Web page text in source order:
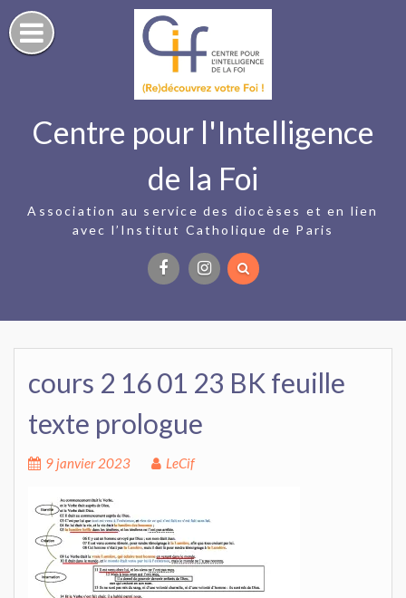
Skip
to
content
Centre pour l'Intelligence
de la Foi
Association au service des diocèses et en lien
avec l’Institut Catholique de Paris
cours 2 16 01 23 BK feuille
texte prologue
9 janvier 2023 LeCif